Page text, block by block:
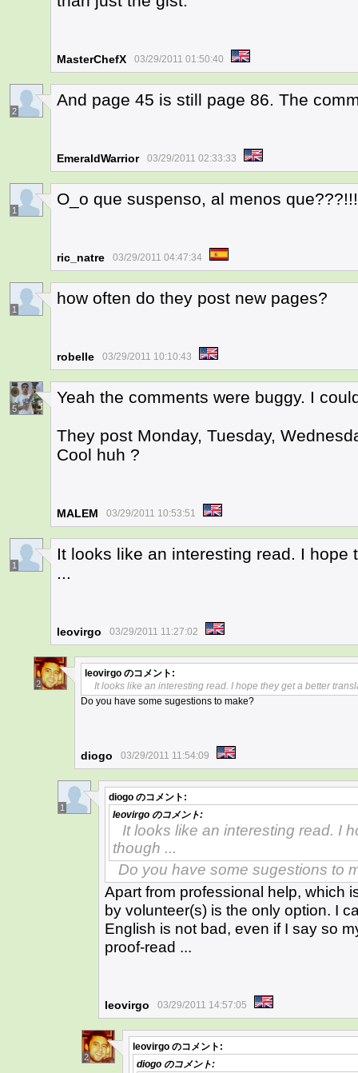
MasterChefX 03/29/2011 01:50:40
2
And page 45 is still page 86. The
EmeraldWarrior 03/29/2011 02:33:33
1
O_o que suspenso, al menos que???!!!
ric_natre 03/29/2011 04:47:34
1
how often do they post new pages?
robelle 03/29/2011 10:10:43
5
Yeah the comments were buggy. I
They post Monday, Tuesday,
Cool huh ?
MALEM 03/29/2011 10:53:51
1
It looks like an interesting read. I
...
leovirgo 03/29/2011 11:27:02
2
leovirgo のコメント:
It looks like an interesting read. I hope they get a better
Do you have some sugestions to make?
diogo 03/29/2011 11:54:09
1
diogo のコメント:
leovirgo のコメント:
It looks like an interesting read. I
though ...
Do you have some sugestions to
Apart from professional help, which
by volunteer(s) is the only option. I
English is not bad, even if I say so
proof-read ...
leovirgo 03/29/2011 14:57:05
2
leovirgo のコメント:
diogo のコメント: